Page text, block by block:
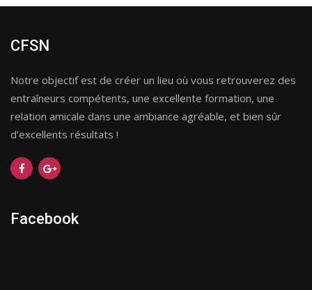
CFSN
Notre objectif est de créer un lieu où vous retrouverez des
entraîneurs compétents, une excellente formation, une
relation amicale dans une ambiance agréable, et bien sûr
d’excellents résultats !
Facebook